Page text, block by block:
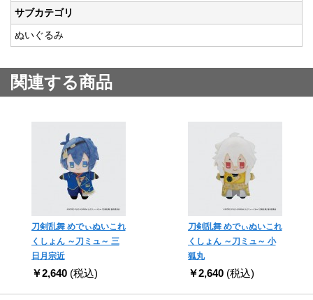
サブカテゴリ
ぬいぐるみ
関連する商品
刀剣乱舞 めでぃぬいこれ
くしょん ～刀ミュ～ 三
日月宗近
￥2,640 (税込)
刀剣乱舞 めでぃぬいこれ
くしょん ～刀ミュ～ 小
狐丸
￥2,640 (税込)